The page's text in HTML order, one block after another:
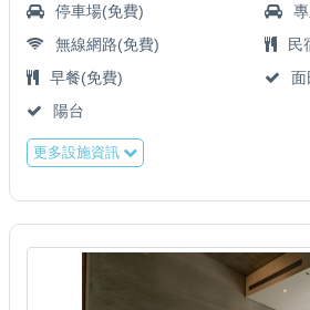
停車場(免費)
無線網路(免費)
民
早餐(免費)
面
陽台
更多設施資訊